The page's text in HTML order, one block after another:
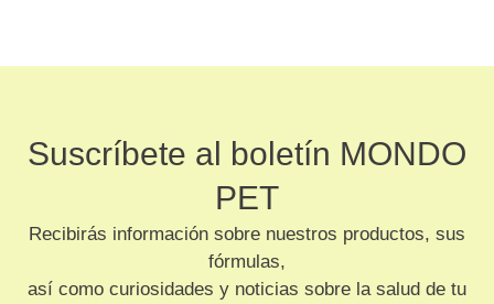
Suscríbete al boletín MONDO
PET
Recibirás información sobre nuestros productos, sus
fórmulas,
así como curiosidades y noticias sobre la salud de tu